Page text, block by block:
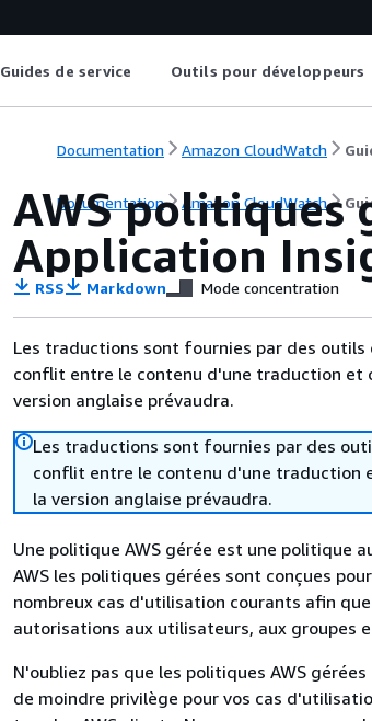
Guides de service Outils pour développeurs
Documentation Amazon CloudWatch
Documentation Amazon CloudWatch
AWS politiques
Application
RSS Markdown Mode concentration
Les traductions sont fournies par des
conflit entre le contenu d'une traduction et
version anglaise prévaudra.
Les traductions sont fournies par des
conflit entre le contenu d'une traduction
la version anglaise prévaudra.
Une politique AWS gérée est une politique
AWS les politiques gérées sont conçues
nombreux cas d'utilisation courants afin
autorisations aux utilisateurs, aux groupes
N'oubliez pas que les politiques AWS
de moindre privilège pour vos cas